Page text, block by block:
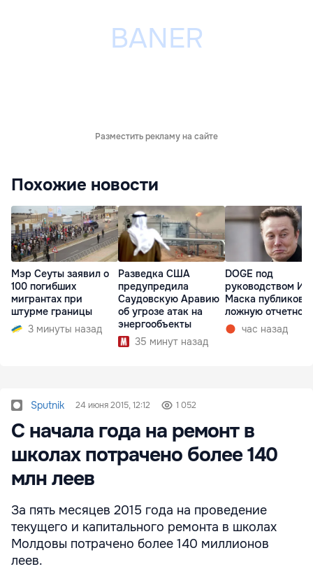
Разместить рекламу на сайте
Похожие новости
Мэр Сеуты заявил о
100 погибших
мигрантах при
штурме границы
3 минуты назад
Разведка США
предупредила
Саудовскую Аравию
об угрозе атак на
энергообъекты
35 минут назад
DOGE под
руководством
Маска
ложную
час назад
Sputnik 24 июня 2015, 12:12 1 052
С начала года на ремонт в
школах потрачено более 140
млн леев
За пять месяцев 2015 года на проведение
текущего и капитального ремонта в школах
Молдовы потрачено более 140 миллионов
леев.